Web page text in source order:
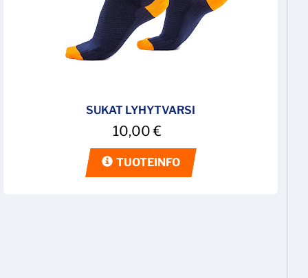
SUKAT LYHYTVARSI
10,00€
TUOTEINFO